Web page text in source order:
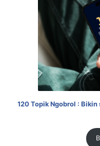
120 Topik Ngobrol : Bikin